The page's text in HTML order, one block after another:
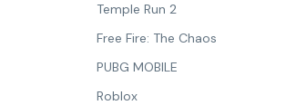
Temple Run 2
Free Fire: The Chaos
PUBG MOBILE
Roblox